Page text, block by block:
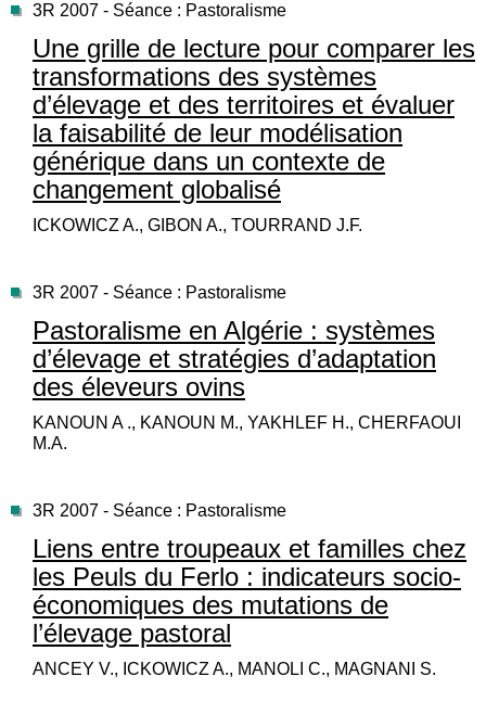
3R 2007 - Séance : Pastoralisme
Une grille de lecture pour comparer les
transformations des systèmes
d’élevage et des territoires et évaluer
la faisabilité de leur modélisation
générique dans un contexte de
changement globalisé
ICKOWICZ A., GIBON A., TOURRAND J.F.
3R 2007 - Séance : Pastoralisme
Pastoralisme en Algérie : systèmes
d’élevage et stratégies d’adaptation
des éleveurs ovins
KANOUN A ., KANOUN M., YAKHLEF H., CHERFAOUI
M.A.
3R 2007 - Séance : Pastoralisme
Liens entre troupeaux et familles chez
les Peuls du Ferlo : indicateurs socio-
économiques des mutations de
l’élevage pastoral
ANCEY V., ICKOWICZ A., MANOLI C., MAGNANI S.